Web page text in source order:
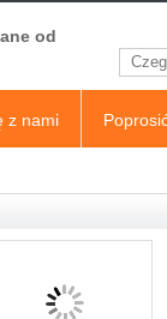
od
z nami